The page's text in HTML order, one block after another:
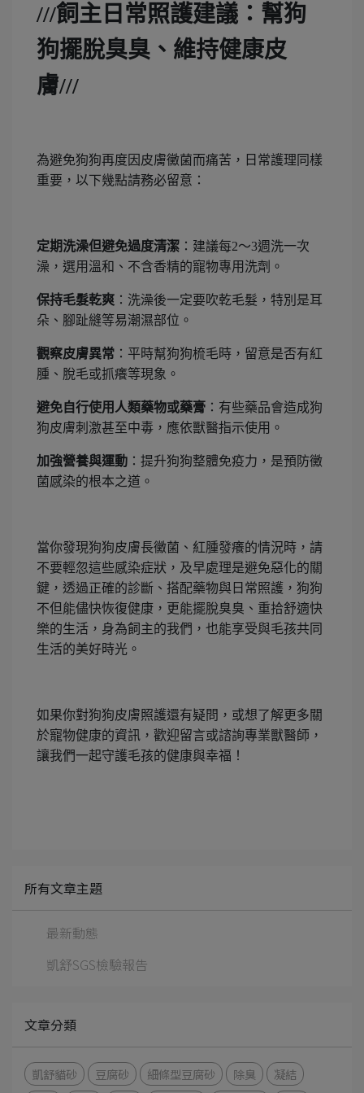
///飼主日常照護建議：幫狗
狗擺脫臭臭、維持健康皮
膚///
為避免狗狗再度因皮膚黴菌而痛苦，日常護理同樣
重要，以下幾點請務必留意：
定期洗澡但避免過度清潔 ：建議每2～3週洗一次
澡，選用溫和、不含香精的寵物專用洗劑。
保持毛髮乾爽 ：洗澡後一定要吹乾毛髮，特別是耳
朵、腳趾縫等易潮濕部位。
觀察皮膚異常 ：平時幫狗狗梳毛時，留意是否有紅
腫、脫毛或抓癢等現象。
避免自行使用人類藥物或藥膏 ：有些藥品會造成狗
狗皮膚刺激甚至中毒，應依獸醫指示使用。
加強營養與運動 ：提升狗狗整體免疫力，是預防黴
菌感染的根本之道。
當你發現狗狗皮膚長黴菌、紅腫發癢的情況時，請
不要輕忽這些感染症狀，及早處理是避免惡化的關
鍵，透過正確的診斷、搭配藥物與日常照護，狗狗
不但能儘快恢復健康，更能擺脫臭臭、重拾舒適快
樂的生活，身為飼主的我們，也能享受與毛孩共同
生活的美好時光。
如果你對狗狗皮膚照護還有疑問，或想了解更多關
於寵物健康的資訊，歡迎留言或諮詢專業獸醫師，
讓我們一起守護毛孩的健康與幸福！
所有文章主題
最新動態
凱舒SGS檢驗報告
文章分類
凱舒貓砂 豆腐砂 細條型豆腐砂 除臭
凝結